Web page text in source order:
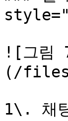
![그림
(/files/
1\. 채